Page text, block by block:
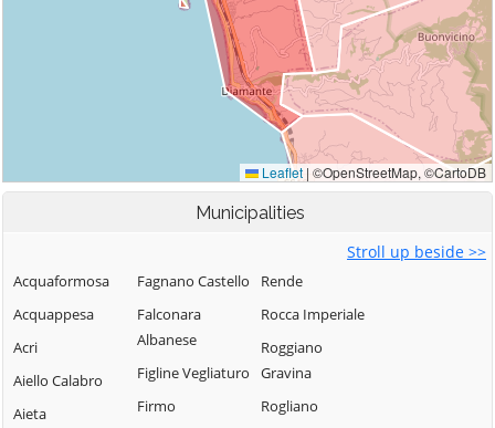
Municipalities
Stroll up beside >>
Acquaformosa
Acquappesa
Acri
Aiello Calabro
Aieta
Fagnano Castello
Falconara
Albanese
Figline Vegliaturo
Firmo
Rende
Rocca Imperiale
Roggiano
Gravina
Rogliano